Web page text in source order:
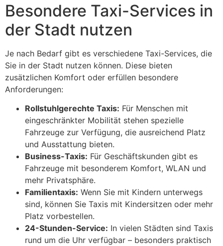
Besondere Taxi-Services in
der Stadt nutzen
Je nach Bedarf gibt es verschiedene Taxi-Services, die
Sie in der Stadt nutzen können. Diese bieten
zusätzlichen Komfort oder erfüllen besondere
Anforderungen:
Rollstuhlgerechte Taxis: Für Menschen mit
eingeschränkter Mobilität stehen spezielle
Fahrzeuge zur Verfügung, die ausreichend Platz
und Ausstattung bieten.
Business-Taxis: Für Geschäftskunden gibt es
Fahrzeuge mit besonderem Komfort, WLAN und
mehr Privatsphäre.
Familientaxis: Wenn Sie mit Kindern unterwegs
sind, können Sie Taxis mit Kindersitzen oder mehr
Platz vorbestellen.
24-Stunden-Service: In vielen Städten sind Taxis
rund um die Uhr verfügbar – besonders praktisch